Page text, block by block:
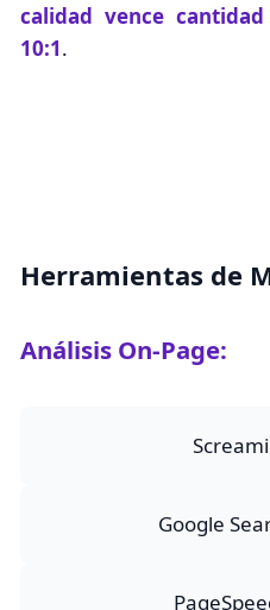
calidad vence
10:1.
Herramientas de
Análisis On-Page:
Google